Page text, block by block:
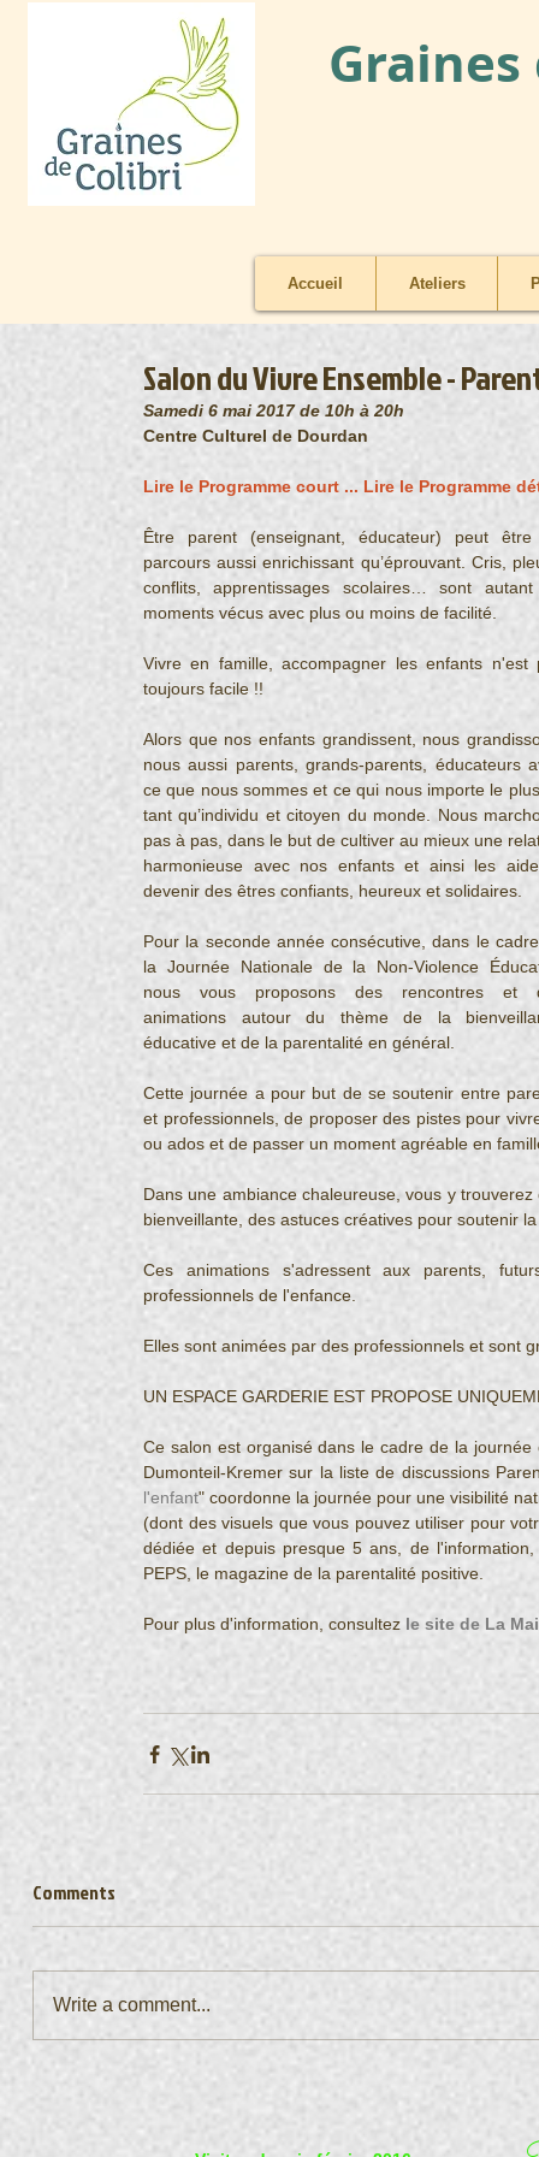
Accueil Ateliers
Salon du Vivre Ensemble -
Samedi 6 mai 2017 de 10h à 20h
Centre Culturel de Dourdan
Lire le Programme court ... Lire le Programme
Être parent (enseignant, éducateur) peut
parcours aussi enrichissant qu’éprouvant. Cris,
conflits, apprentissages scolaires… sont
moments vécus avec plus ou moins de facilité.
Vivre en famille, accompagner les enfants n'est
toujours facile !!
Alors que nos enfants grandissent, nous
nous aussi parents, grands-parents, éducateurs
ce que nous sommes et ce qui nous importe le
tant qu’individu et citoyen du monde. Nous
pas à pas, dans le but de cultiver au mieux une
harmonieuse avec nos enfants et ainsi les
devenir des êtres confiants, heureux et solidaires.
Pour la seconde année consécutive, dans le
la Journée Nationale de la Non-Violence
nous vous proposons des rencontres et
animations autour du thème de la
éducative et de la parentalité en général.
Cette journée a pour but de se soutenir entre
et professionnels, de proposer des pistes pour
ou ados et de passer un moment agréable en
Dans une ambiance chaleureuse, vous y
bienveillante, des astuces créatives pour soutenir
Ces animations s'adressent aux parents,
professionnels de l'enfance.
Elles sont animées par des professionnels et sont
UN ESPACE GARDERIE EST PROPOSE
Ce salon est organisé dans le cadre de la
Dumonteil-Kremer sur la liste de discussions
l'enfant" coordonne la journée pour une visibilité
(dont des visuels que vous pouvez utiliser pour
dédiée et depuis presque 5 ans, de
PEPS, le magazine de la parentalité positive.
Pour plus d'information, consultez le site de La
Comments
Write a comment...